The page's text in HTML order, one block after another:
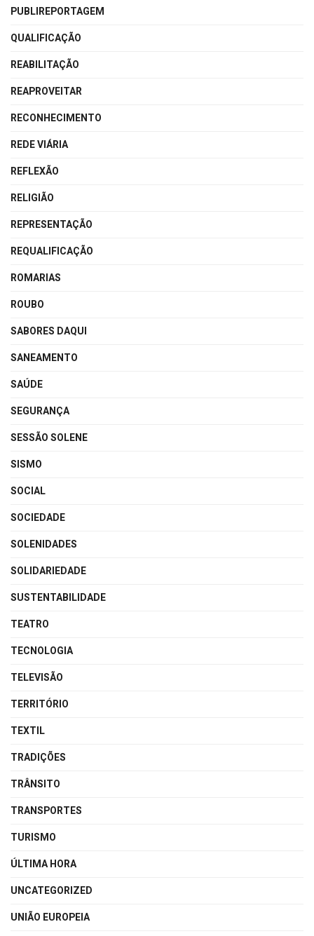
PUBLIREPORTAGEM
QUALIFICAÇÃO
REABILITAÇÃO
REAPROVEITAR
RECONHECIMENTO
REDE VIÁRIA
REFLEXÃO
RELIGIÃO
REPRESENTAÇÃO
REQUALIFICAÇÃO
ROMARIAS
ROUBO
SABORES DAQUI
SANEAMENTO
SAÚDE
SEGURANÇA
SESSÃO SOLENE
SISMO
SOCIAL
SOCIEDADE
SOLENIDADES
SOLIDARIEDADE
SUSTENTABILIDADE
TEATRO
TECNOLOGIA
TELEVISÃO
TERRITÓRIO
TEXTIL
TRADIÇÕES
TRÂNSITO
TRANSPORTES
TURISMO
ÚLTIMA HORA
UNCATEGORIZED
UNIÃO EUROPEIA